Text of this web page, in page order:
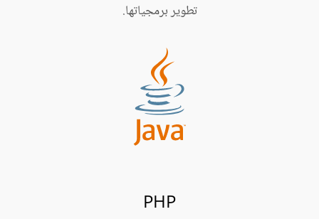
تطوير برمجياتها.
PHP